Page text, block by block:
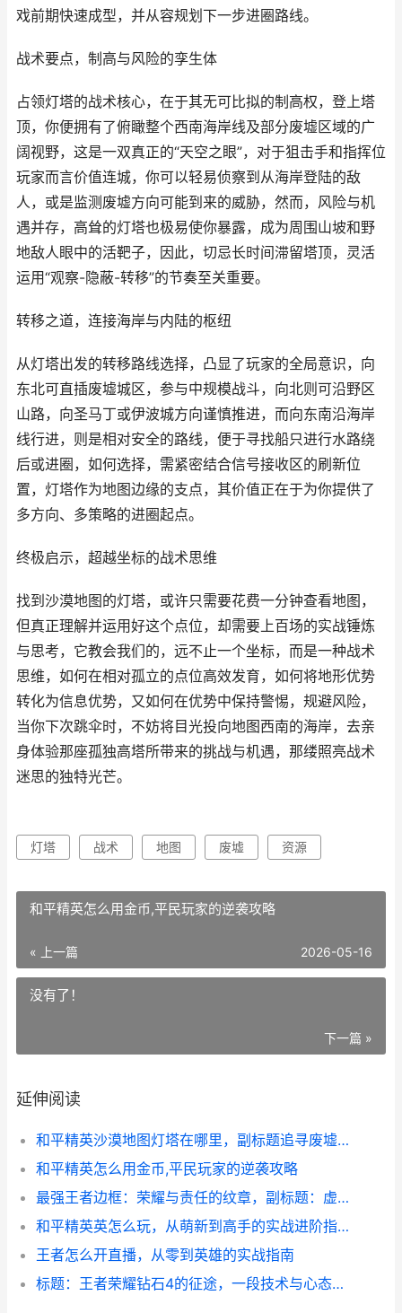
戏前期快速成型，并从容规划下一步进圈路线。
战术要点，制高与风险的孪生体
占领灯塔的战术核心，在于其无可比拟的制高权，登上塔
顶，你便拥有了俯瞰整个西南海岸线及部分废墟区域的广
阔视野，这是一双真正的“天空之眼”，对于狙击手和指挥位
玩家而言价值连城，你可以轻易侦察到从海岸登陆的敌
人，或是监测废墟方向可能到来的威胁，然而，风险与机
遇并存，高耸的灯塔也极易使你暴露，成为周围山坡和野
地敌人眼中的活靶子，因此，切忌长时间滞留塔顶，灵活
运用“观察-隐蔽-转移”的节奏至关重要。
转移之道，连接海岸与内陆的枢纽
从灯塔出发的转移路线选择，凸显了玩家的全局意识，向
东北可直插废墟城区，参与中规模战斗，向北则可沿野区
山路，向圣马丁或伊波城方向谨慎推进，而向东南沿海岸
线行进，则是相对安全的路线，便于寻找船只进行水路绕
后或进圈，如何选择，需紧密结合信号接收区的刷新位
置，灯塔作为地图边缘的支点，其价值正在于为你提供了
多方向、多策略的进圈起点。
终极启示，超越坐标的战术思维
找到沙漠地图的灯塔，或许只需要花费一分钟查看地图，
但真正理解并运用好这个点位，却需要上百场的实战锤炼
与思考，它教会我们的，远不止一个坐标，而是一种战术
思维，如何在相对孤立的点位高效发育，如何将地形优势
转化为信息优势，又如何在优势中保持警惕，规避风险，
当你下次跳伞时，不妨将目光投向地图西南的海岸，去亲
身体验那座孤独高塔所带来的挑战与机遇，那缕照亮战术
迷思的独特光芒。
灯塔 战术 地图 废墟 资源
和平精英怎么用金币,平民玩家的逆袭攻略
« 上一篇 2026-05-16
没有了！
下一篇 »
延伸阅读
和平精英沙漠地图灯塔在哪里，副标题追寻废墟之巅的战术之光
和平精英怎么用金币,平民玩家的逆袭攻略
最强王者边框：荣耀与责任的纹章，副标题：虚拟王冠下的真实重量
和平精英英怎么玩，从萌新到高手的实战进阶指南副标题，百场锤炼吃鸡心得精讲
王者怎么开直播，从零到英雄的实战指南
标题：王者荣耀钻石4的征途，一段技术与心态的双重试炼副标题：突破僵局的思考与沉淀